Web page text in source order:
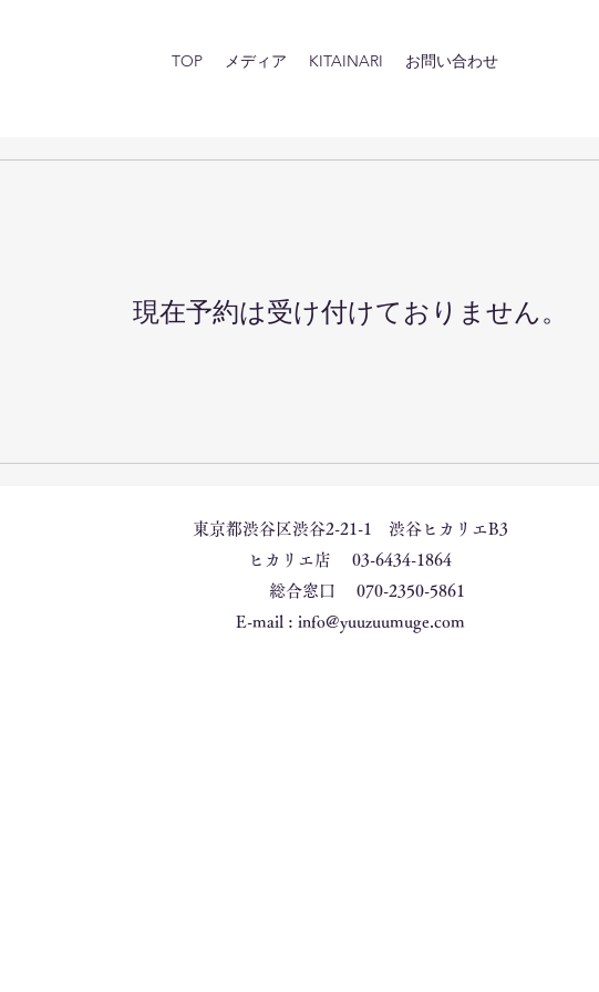
TOP メディア KITAINARI お問い合わせ
現在予約は受け付けておりません。
東京都渋谷区渋谷2-21-1 渋谷ヒカリエB3
ヒカリエ店 03-6434-1864
総合窓口 070-2350-5861
​E-mail : info@yuuzuumuge.com